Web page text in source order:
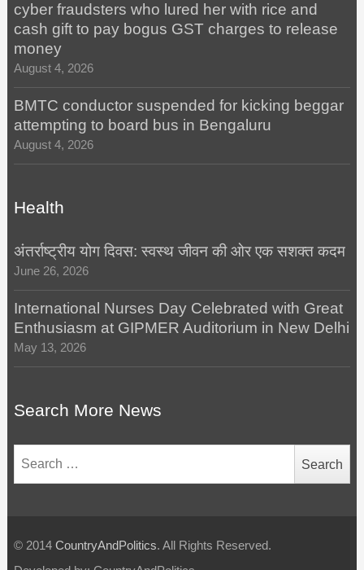
cyber fraudsters who lured her with rice and
cash gift to pay bogus GST charges to release
money
August 4, 2026
BMTC conductor suspended for kicking beggar
attempting to board bus in Bengaluru
August 4, 2026
Health
अंतर्राष्ट्रीय योग दिवस: स्वस्थ जीवन की ओर एक सशक्त कदम
June 26, 2026
International Nurses Day Celebrated with Great
Enthusiasm at GIPMER Auditorium in New Delhi
May 13, 2026
Search More News
for:
© 2014 CountryAndPolitics. All Rights Reserved.